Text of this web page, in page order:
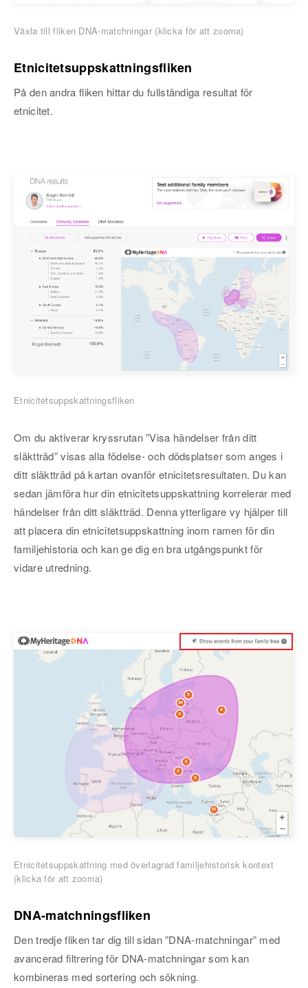
Växla till fliken DNA-matchningar (klicka för att zooma)
Etnicitetsuppskattningsfliken
På den andra fliken hittar du fullständiga resultat för
etnicitet.
Etnicitetsuppskattningsfliken
Om du aktiverar kryssrutan ”Visa händelser från ditt
släktträd” visas alla födelse- och dödsplatser som anges i
ditt släktträd på kartan ovanför etnicitetsresultaten. Du kan
sedan jämföra hur din etnicitetsuppskattning korrelerar med
händelser från ditt släktträd. Denna ytterligare vy hjälper till
att placera din etnicitetsuppskattning inom ramen för din
familjehistoria och kan ge dig en bra utgångspunkt för
vidare utredning.
Etnicitetsuppskattning med överlagrad familjehistorisk kontext
(klicka för att zooma)
DNA-matchningsfliken
Den tredje fliken tar dig till sidan ”DNA-matchningar” med
avancerad filtrering för DNA-matchningar som kan
kombineras med sortering och sökning.